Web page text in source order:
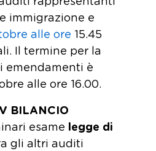
immigrazione e
alle ore 15.45
Il termine per la
emendamenti è
alle ore 16.00.
BILANCIO
esame legge di
gli altri auditi